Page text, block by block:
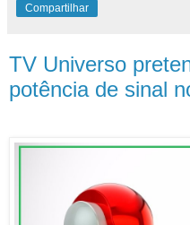
Compartilhar
TV Universo
potência de sinal